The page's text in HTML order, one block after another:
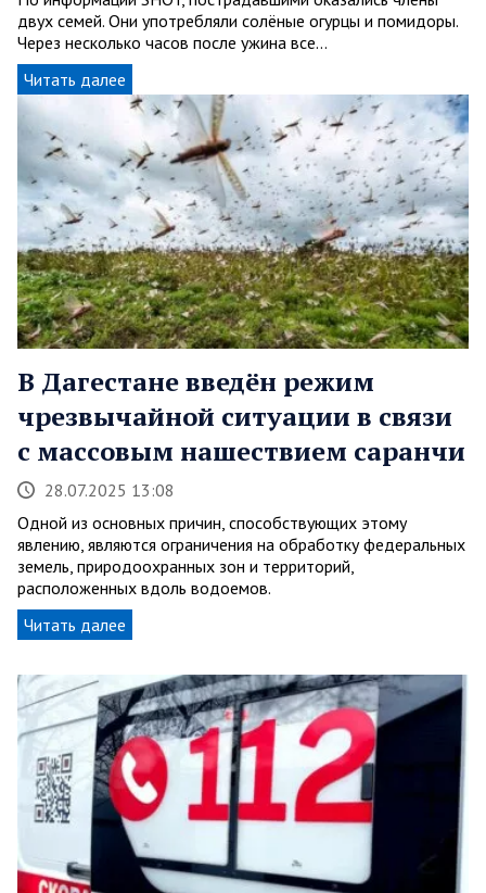
двух семей. Они употребляли солёные огурцы и помидоры.
Через несколько часов после ужина все…
Читать далее
В Дагестане введён режим
чрезвычайной ситуации в связи
с массовым нашествием саранчи
28.07.2025 13:08
Одной из основных причин, способствующих этому
явлению, являются ограничения на обработку федеральных
земель, природоохранных зон и территорий,
расположенных вдоль водоемов.
Читать далее